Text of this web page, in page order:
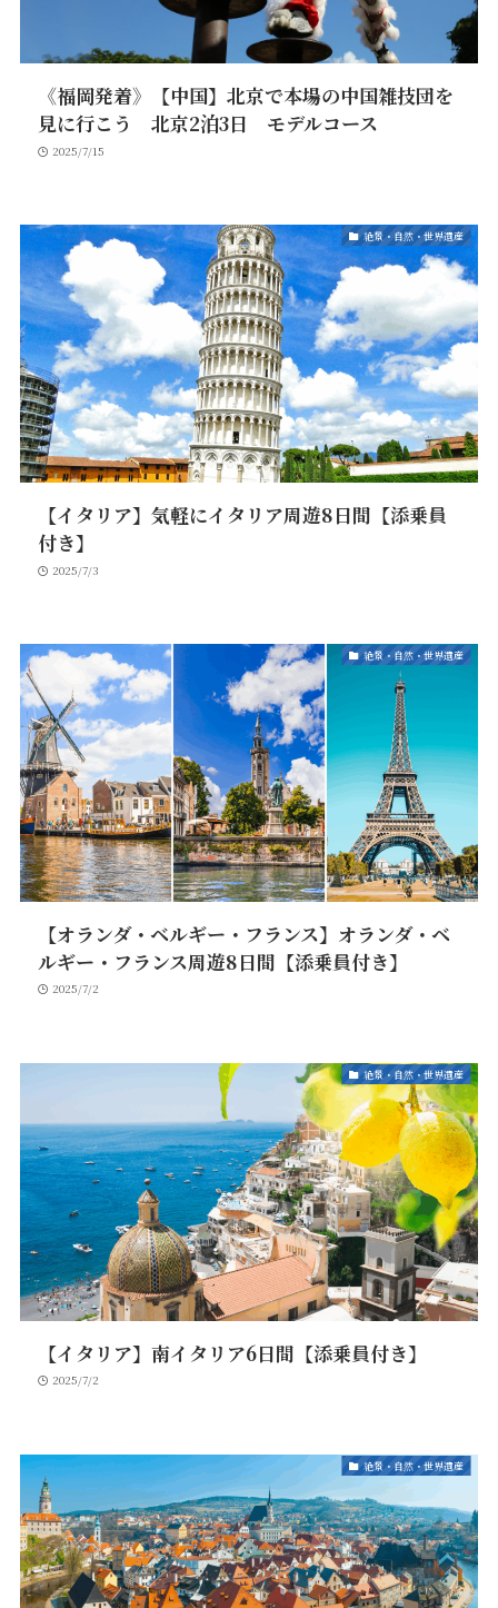
《福岡発着》【中国】北京で本場の中国雑技団を
見に行こう 北京2泊3日 モデルコース
2025/7/15
絶景・自然・世界遺産
【イタリア】気軽にイタリア周遊8日間【添乗員
付き】
2025/7/3
絶景・自然・世界遺産
【オランダ・ベルギー・フランス】オランダ・ベ
ルギー・フランス周遊8日間【添乗員付き】
2025/7/2
絶景・自然・世界遺産
【イタリア】南イタリア6日間【添乗員付き】
2025/7/2
絶景・自然・世界遺産